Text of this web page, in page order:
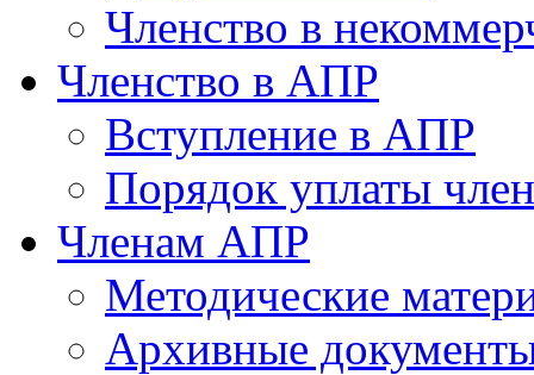
Членство в
Членство в АПР
Вступление в АПР
Порядок уплаты
Членам АПР
Методические
Архивные